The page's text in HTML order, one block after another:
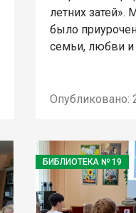
летних затей».
было
семьи, любви и
Опубликовано:
БИБЛИОТЕКА № 19